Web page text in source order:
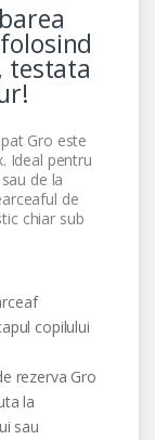
testata
Gro este
Ideal pentru
de la
de
chiar sub
copilului
rezerva Gro
la
sau